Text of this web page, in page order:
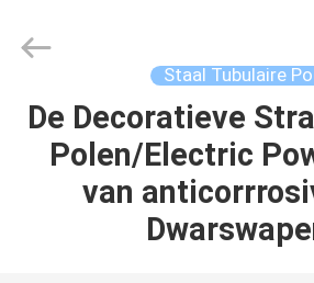
HUIS
PRODUCTEN
co.,ltd.
Reserved.
Staal Tubulaire
De Decoratieve
Polen/Electric
van